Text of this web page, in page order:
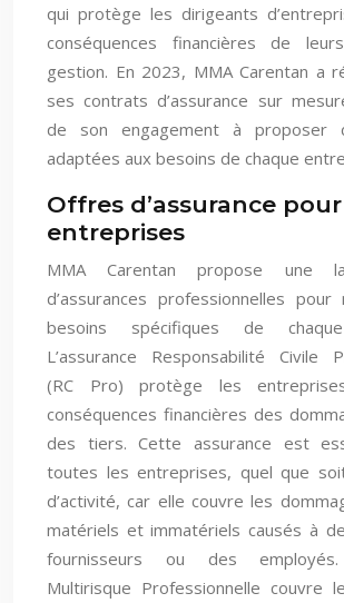
qui protège les dirigeants
conséquences financières de
gestion. En 2023, MMA Carentan a
ses contrats d’assurance sur
de son engagement à proposer
adaptées aux besoins de chaque
Offres d’assurance
entreprises
MMA Carentan propose une
d’assurances professionnelles
besoins spécifiques de
L’assurance Responsabilité Civile
(RC Pro) protège les
conséquences financières des
des tiers. Cette assurance est
toutes les entreprises, quel que
d’activité, car elle couvre les
matériels et immatériels causés à
fournisseurs ou des employés.
Multirisque Professionnelle couvre